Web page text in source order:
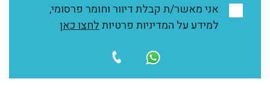
אני מאשר/ת קבלת דיוור וחומר פרסומי,
למידע על המדיניות פרטיותלחצו כאן